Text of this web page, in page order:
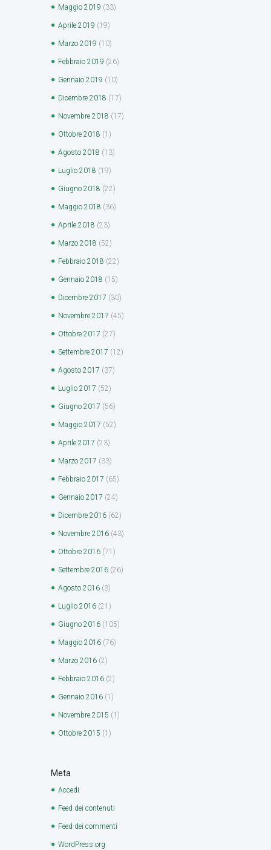
Maggio 2019 (33)
Aprile 2019 (19)
Marzo 2019 (10)
Febbraio 2019 (26)
Gennaio 2019 (10)
Dicembre 2018 (17)
Novembre 2018 (17)
Ottobre 2018 (1)
Agosto 2018 (13)
Luglio 2018 (19)
Giugno 2018 (22)
Maggio 2018 (36)
Aprile 2018 (23)
Marzo 2018 (52)
Febbraio 2018 (22)
Gennaio 2018 (15)
Dicembre 2017 (30)
Novembre 2017 (45)
Ottobre 2017 (27)
Settembre 2017 (12)
Agosto 2017 (37)
Luglio 2017 (52)
Giugno 2017 (56)
Maggio 2017 (52)
Aprile 2017 (23)
Marzo 2017 (33)
Febbraio 2017 (65)
Gennaio 2017 (24)
Dicembre 2016 (62)
Novembre 2016 (43)
Ottobre 2016 (71)
Settembre 2016 (26)
Agosto 2016 (3)
Luglio 2016 (21)
Giugno 2016 (105)
Maggio 2016 (76)
Marzo 2016 (2)
Febbraio 2016 (2)
Gennaio 2016 (1)
Novembre 2015 (1)
Ottobre 2015 (1)
Meta
Accedi
Feed dei contenuti
Feed dei commenti
WordPress.org